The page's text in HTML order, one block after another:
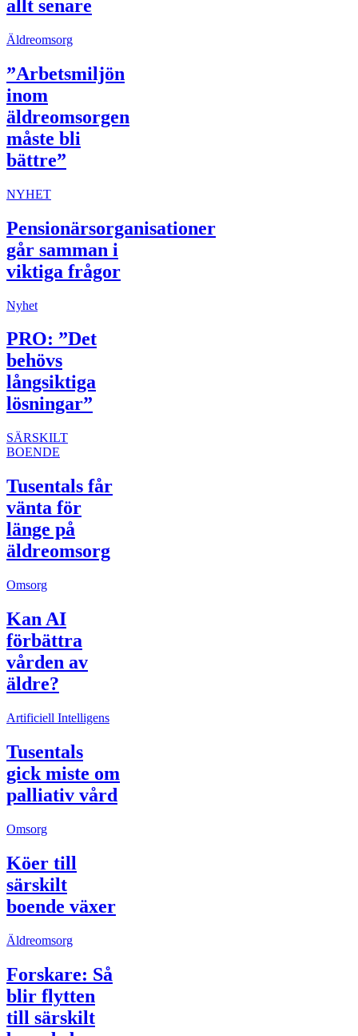
allt senare
Äldreomsorg
”Arbetsmiljön
inom
äldreomsorgen
måste bli
bättre”
NYHET
Pensionärsorganisationer
går samman i
viktiga frågor
Nyhet
PRO: ”Det
behövs
långsiktiga
lösningar”
SÄRSKILT
BOENDE
Tusentals får
vänta för
länge på
äldreomsorg
Omsorg
Kan AI
förbättra
vården av
äldre?
Artificiell Intelligens
Tusentals
gick miste om
palliativ vård
Omsorg
Köer till
särskilt
boende växer
Äldreomsorg
Forskare: Så
blir flytten
till särskilt